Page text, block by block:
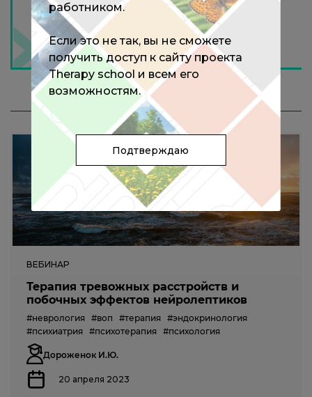
МЕРОПРИЯТИЯ С ЭКСПЕРТОМ
ВЕБИНАР
Терапия тревожных расстройств и
побочных эффектов нейролептиков
#неврология #воп #терапия #эндокринология
#психиатрия #психотерапия #психология
Дороженок И.Ю.
20 апреля 2023
работником.
Если это не так, вы не сможете
получить доступ к сайту проекта
Therapy school и всем его
возможностям.
Подтверждаю